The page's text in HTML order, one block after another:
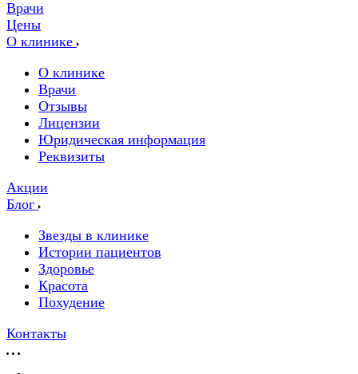
Врачи
Цены
О клинике
О клинике
Врачи
Отзывы
Лицензии
Юридическая информация
Реквизиты
Акции
Блог
Звезды в клинике
Истории пациентов
Здоровье
Красота
Похудение
Контакты